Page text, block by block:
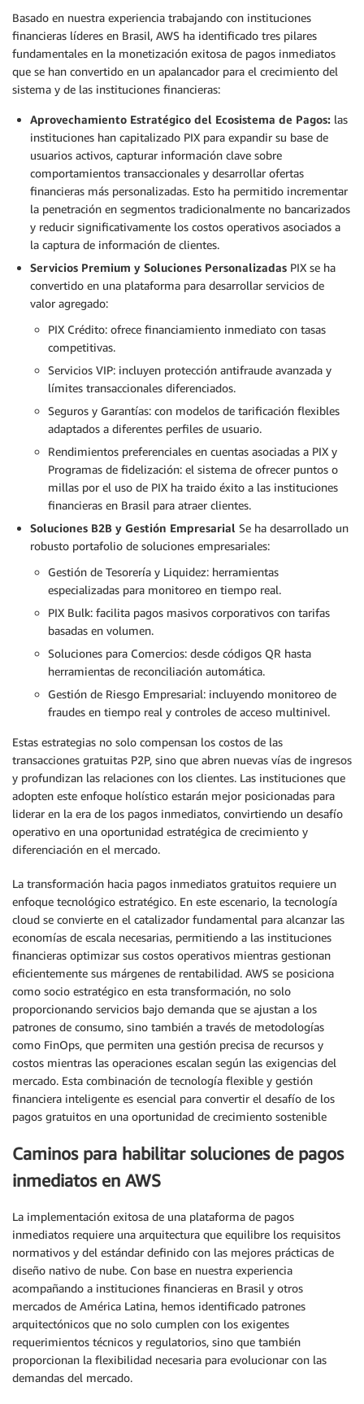
Basado en nuestra experiencia trabajando con instituciones
financieras líderes en Brasil, AWS ha identificado tres pilares
fundamentales en la monetización exitosa de pagos inmediatos
que se han convertido en un apalancador para el crecimiento del
sistema y de las instituciones financieras:
Aprovechamiento Estratégico del Ecosistema de Pagos: las
instituciones han capitalizado PIX para expandir su base de
usuarios activos, capturar información clave sobre
comportamientos transaccionales y desarrollar ofertas
financieras más personalizadas. Esto ha permitido incrementar
la penetración en segmentos tradicionalmente no bancarizados
y reducir significativamente los costos operativos asociados a
la captura de información de clientes.
Servicios Premium y Soluciones Personalizadas PIX se ha
convertido en una plataforma para desarrollar servicios de
valor agregado:
PIX Crédito: ofrece financiamiento inmediato con tasas
competitivas.
Servicios VIP: incluyen protección antifraude avanzada y
límites transaccionales diferenciados.
Seguros y Garantías: con modelos de tarificación flexibles
adaptados a diferentes perfiles de usuario.
Rendimientos preferenciales en cuentas asociadas a PIX y
Programas de fidelización: el sistema de ofrecer puntos o
millas por el uso de PIX ha traido éxito a las instituciones
financieras en Brasil para atraer clientes.
Soluciones B2B y Gestión Empresarial Se ha desarrollado un
robusto portafolio de soluciones empresariales:
Gestión de Tesorería y Liquidez: herramientas
especializadas para monitoreo en tiempo real.
PIX Bulk: facilita pagos masivos corporativos con tarifas
basadas en volumen.
Soluciones para Comercios: desde códigos QR hasta
herramientas de reconciliación automática.
Gestión de Riesgo Empresarial: incluyendo monitoreo de
fraudes en tiempo real y controles de acceso multinivel.
Estas estrategias no solo compensan los costos de las
transacciones gratuitas P2P, sino que abren nuevas vías de ingresos
y profundizan las relaciones con los clientes. Las instituciones que
adopten este enfoque holístico estarán mejor posicionadas para
liderar en la era de los pagos inmediatos, convirtiendo un desafío
operativo en una oportunidad estratégica de crecimiento y
diferenciación en el mercado.
La transformación hacia pagos inmediatos gratuitos requiere un
enfoque tecnológico estratégico. En este escenario, la tecnología
cloud se convierte en el catalizador fundamental para alcanzar las
economías de escala necesarias, permitiendo a las instituciones
financieras optimizar sus costos operativos mientras gestionan
eficientemente sus márgenes de rentabilidad. AWS se posiciona
como socio estratégico en esta transformación, no solo
proporcionando servicios bajo demanda que se ajustan a los
patrones de consumo, sino también a través de metodologías
como FinOps, que permiten una gestión precisa de recursos y
costos mientras las operaciones escalan según las exigencias del
mercado. Esta combinación de tecnología flexible y gestión
financiera inteligente es esencial para convertir el desafío de los
pagos gratuitos en una oportunidad de crecimiento sostenible
Caminos para habilitar soluciones de pagos
inmediatos en AWS
La implementación exitosa de una plataforma de pagos
inmediatos requiere una arquitectura que equilibre los requisitos
normativos y del estándar definido con las mejores prácticas de
diseño nativo de nube. Con base en nuestra experiencia
acompañando a instituciones financieras en Brasil y otros
mercados de América Latina, hemos identificado patrones
arquitectónicos que no solo cumplen con los exigentes
requerimientos técnicos y regulatorios, sino que también
proporcionan la flexibilidad necesaria para evolucionar con las
demandas del mercado.